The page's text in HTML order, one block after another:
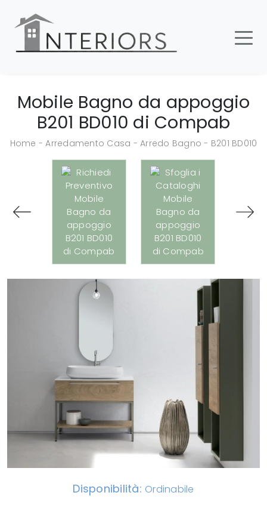
Mobile Bagno da appoggio
B201 BD010 di Compab
Home -Arredamento Casa -Arredo Bagno - B201 BD010
Disponibilità: Ordinabile